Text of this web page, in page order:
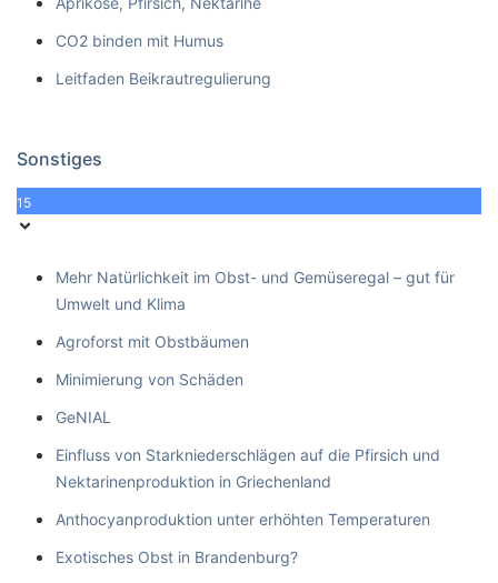
CO2 binden mit Humus
Leitfaden Beikrautregulierung
Sonstiges
15
Mehr Natürlichkeit im Obst- und Gemüseregal – gut für
Umwelt und Klima
Agroforst mit Obstbäumen
Minimierung von Schäden
GeNIAL
Einfluss von Starkniederschlägen auf die Pfirsich und
Nektarinenproduktion in Griechenland
Anthocyanproduktion unter erhöhten Temperaturen
Exotisches Obst in Brandenburg?